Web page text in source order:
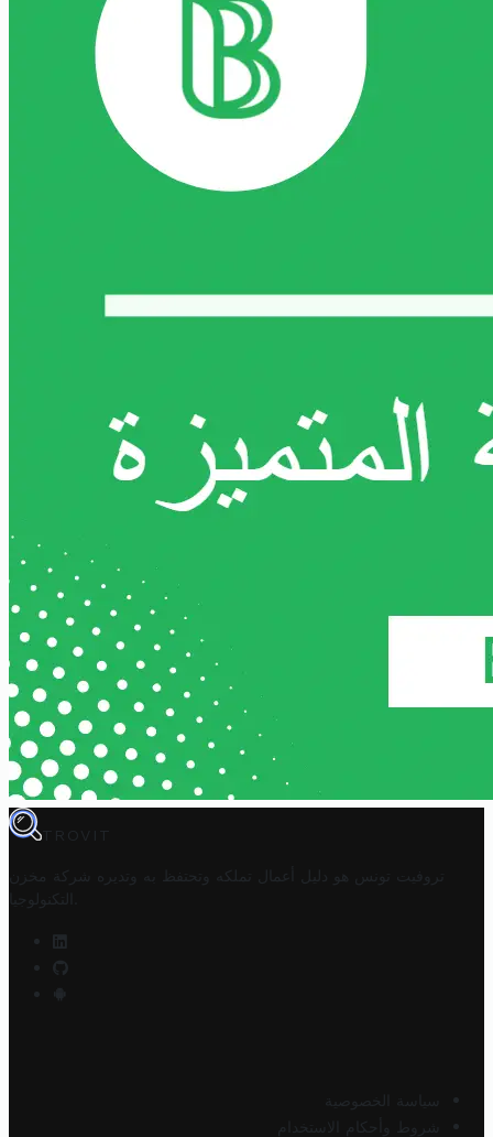
TROVIT
تروفيت تونس هو دليل أعمال تملكه وتحتفظ به وتديره
شركة مخزن
التكنولوجيا
سياسة الخصوصية
شروط وأحكام الاستخدام